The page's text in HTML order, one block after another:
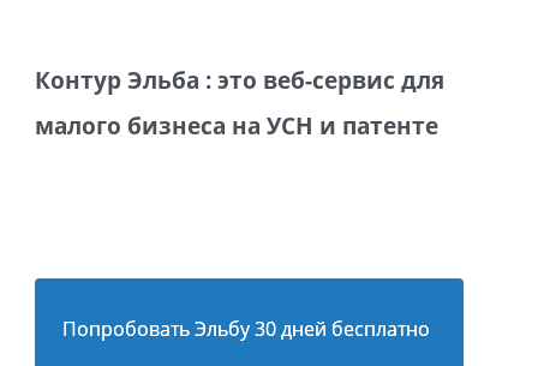
Контур Эльба : это веб-сервис для
малого бизнеса на УСН и патенте
Попробовать Эльбу 30 дней бесплатно